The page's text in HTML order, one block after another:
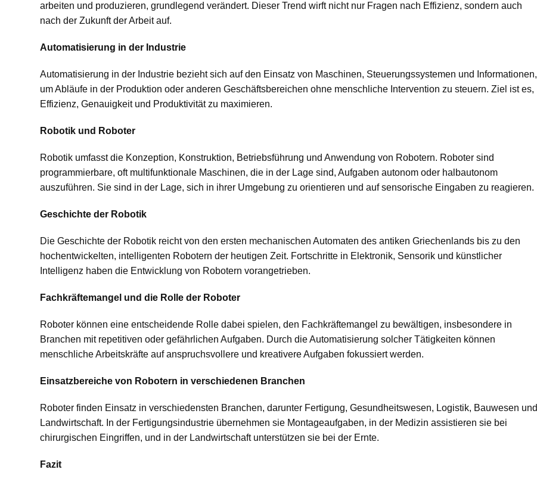
arbeiten und produzieren, grundlegend verändert. Dieser Trend wirft nicht nur Fragen nach Effizienz, sondern auch
nach der Zukunft der Arbeit auf.
Automatisierung in der Industrie
Automatisierung in der Industrie bezieht sich auf den Einsatz von Maschinen, Steuerungssystemen und Informationen,
um Abläufe in der Produktion oder anderen Geschäftsbereichen ohne menschliche Intervention zu steuern. Ziel ist es,
Effizienz, Genauigkeit und Produktivität zu maximieren.
Robotik und Roboter
Robotik umfasst die Konzeption, Konstruktion, Betriebsführung und Anwendung von Robotern. Roboter sind
programmierbare, oft multifunktionale Maschinen, die in der Lage sind, Aufgaben autonom oder halbautonom
auszuführen. Sie sind in der Lage, sich in ihrer Umgebung zu orientieren und auf sensorische Eingaben zu reagieren.
Geschichte der Robotik
Die Geschichte der Robotik reicht von den ersten mechanischen Automaten des antiken Griechenlands bis zu den
hochentwickelten, intelligenten Robotern der heutigen Zeit. Fortschritte in Elektronik, Sensorik und künstlicher
Intelligenz haben die Entwicklung von Robotern vorangetrieben.
Fachkräftemangel und die Rolle der Roboter
Roboter können eine entscheidende Rolle dabei spielen, den Fachkräftemangel zu bewältigen, insbesondere in
Branchen mit repetitiven oder gefährlichen Aufgaben. Durch die Automatisierung solcher Tätigkeiten können
menschliche Arbeitskräfte auf anspruchsvollere und kreativere Aufgaben fokussiert werden.
Einsatzbereiche von Robotern in verschiedenen Branchen
Roboter finden Einsatz in verschiedensten Branchen, darunter Fertigung, Gesundheitswesen, Logistik, Bauwesen und
Landwirtschaft. In der Fertigungsindustrie übernehmen sie Montageaufgaben, in der Medizin assistieren sie bei
chirurgischen Eingriffen, und in der Landwirtschaft unterstützen sie bei der Ernte.
Fazit